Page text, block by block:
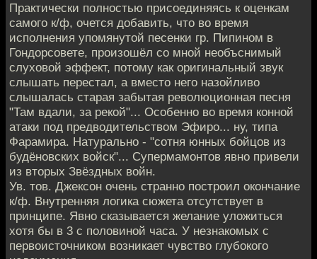
Практически полностью присоединяясь к оценкам
самого к/ф, очется добавить, что во время
исполнения упомянутой песенки гр. Пипином в
Гондорсовете, произошёл со мной необъснимый
слуховой эффект, потому как оригинальный звук
слышать перестал, а вместо него назойливо
слышалась старая забытая революционная песня
"Там вдали, за рекой"... Особенно во время конной
атаки под предводительством Эфиро... ну, типа
Фарамира. Натурально - "сотня юнных бойцов из
будёновских войск"... Супермамонтов явно привели
из вторых Звёздных войн.
Ув. тов. Джексон очень странно построил окончание
к/ф. Внутренняя логика сюжета отсутствует в
принципе. Явно сказывается желание уложиться
хотя бы в 3 с половиной часа. У незнакомых с
первоисточником возникает чувство глубокого